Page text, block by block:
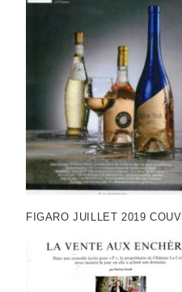
FIGARO JUILLET 2019 COUV